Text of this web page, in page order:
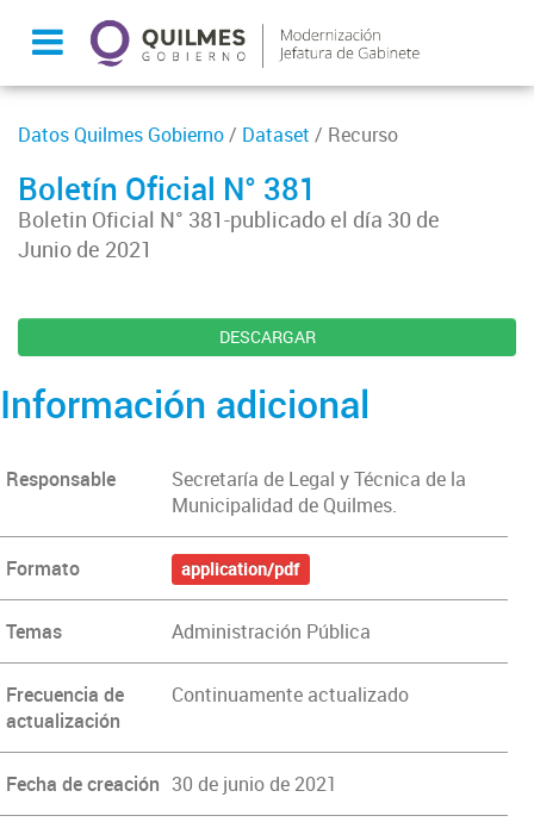
Datos Quilmes Gobierno/ Dataset / Recurso
Boletín Oficial N° 381
Boletin Oficial N° 381-publicado el día 30 de
Junio de 2021
DESCARGAR
Información adicional
Responsable
Secretaría de Legal y Técnica de la
Municipalidad de Quilmes.
Formato application/pdf
Temas Administración Pública
Frecuencia de
actualización
Continuamente actualizado
Fecha de creación 30 de junio de 2021